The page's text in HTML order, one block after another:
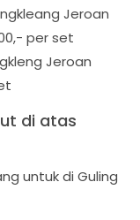
Jeroan
per set
Jeroan
di atas
untuk di Guling